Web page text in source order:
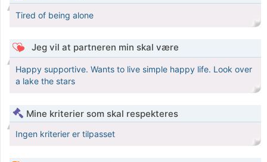
Tired of being alone
Jeg vil at partneren min skal være
Happy supportive. Wants to live simple happy life. Look over
a lake the stars
Mine kriterier som skal respekteres
Ingen kriterier er tilpasset